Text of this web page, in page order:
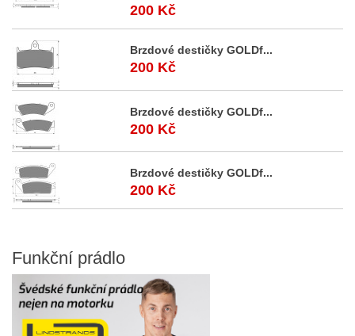
200 Kč
Brzdové destičky GOLDf...
200 Kč
Brzdové destičky GOLDf...
200 Kč
Brzdové destičky GOLDf...
200 Kč
Funkční prádlo